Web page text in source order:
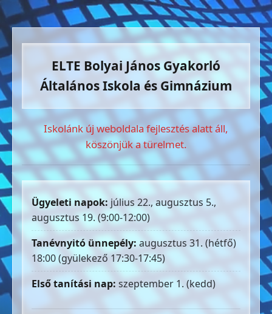
ELTE Bolyai János Gyakorló
Általános Iskola és Gimnázium
Iskolánk új weboldala fejlesztés alatt áll,
köszönjük a türelmet.
Ügyeleti napok: július 22., augusztus 5.,
augusztus 19. (9:00-12:00)
Tanévnyitó ünnepély: augusztus 31. (hétfő)
18:00 (gyülekező 17:30-17:45)
Első tanítási nap: szeptember 1. (kedd)